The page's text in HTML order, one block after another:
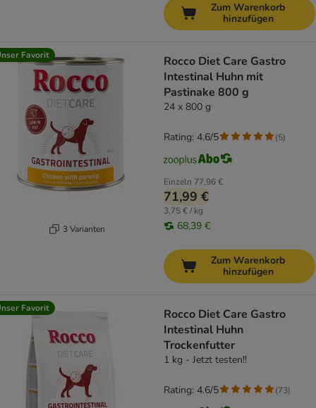
Zum Warenkorb
hinzufügen
Favorit
3 Varianten
Rocco Diet Care Gastro
Intestinal Huhn mit
Pastinake 800 g
24 x 800 g
Einzeln 77,96 €
71,99 €
3,75 € / kg
68,39 €
Rating: 4.6/5 (5)
Zum Warenkorb
hinzufügen
Favorit
Rocco Diet Care Gastro
Intestinal Huhn
Trockenfutter
1 kg - Jetzt testen!!
Rating: 4.6/5 (73)